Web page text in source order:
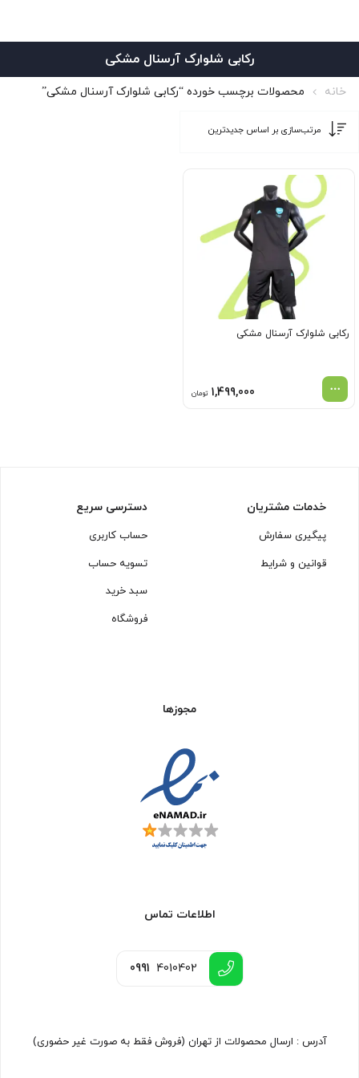
رکابی شلوارک آرسنال مشکی
خانه محصولات برچسب خورده “رکابی شلوارک آرسنال مشکی”
رکابی شلوارک آرسنال مشکی
1,499,000 تومان
خدمات مشتریان
پیگیری سفارش
قوانین و شرایط
دسترسی سریع
حساب کاربری
تسویه حساب
سبد خرید
فروشگاه
مجوزها
اطلاعات تماس
0991 4010402
آدرس : ارسال محصولات از تهران (فروش فقط به صورت غیر حضوری)